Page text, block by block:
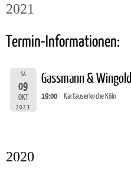
2021
Termin-Informationen:
SA
09
OKT
2021
Gassmann & Wingold
19:00 Kartäuserkirche Köln
2020